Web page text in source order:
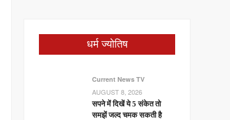
धर्म ज्योतिष
Current News TV
AUGUST 8, 2026
सपने में दिखें ये 5 संकेत तो
समझें जल्द चमक सकती है